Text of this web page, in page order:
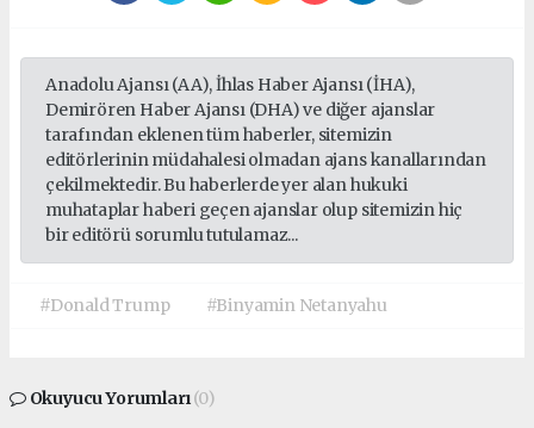
Anadolu Ajansı (AA), İhlas Haber Ajansı (İHA),
Demirören Haber Ajansı (DHA) ve diğer ajanslar
tarafından eklenen tüm haberler, sitemizin
editörlerinin müdahalesi olmadan ajans kanallarından
çekilmektedir. Bu haberlerde yer alan hukuki
muhataplar haberi geçen ajanslar olup sitemizin hiç
bir editörü sorumlu tutulamaz...
#Donald Trump #Binyamin Netanyahu
Okuyucu Yorumları(0)